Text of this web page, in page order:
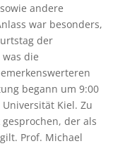
andere
war besonders,
der
die
begann um 9:00
Kiel. Zu
der als
Prof. Michael